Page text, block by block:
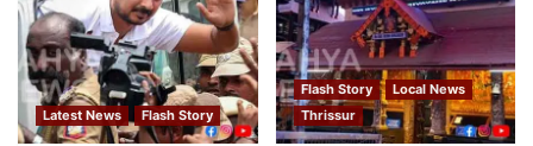
Latest News Flash Story
Flash Story
Local News
Thrissur